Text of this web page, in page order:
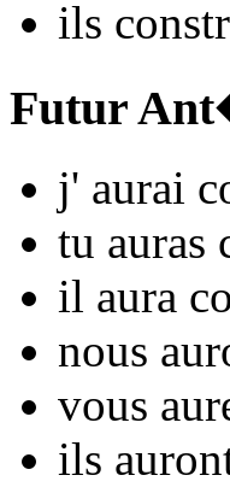
ils
Futur
j' aurai
tu auras
il aura
nous
vous
ils